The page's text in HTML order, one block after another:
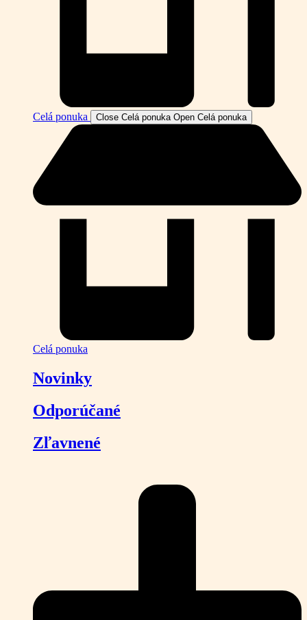
Celá ponuka Close Celá ponuka Open Celá ponuka
Celá ponuka
Novinky
Odporúčané
Zľavnené